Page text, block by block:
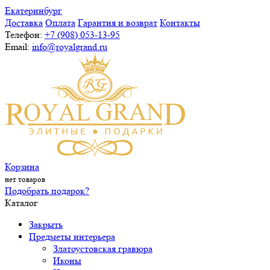
Екатеринбург
Доставка Оплата Гарантия и возврат Контакты
Телефон: +7 (908) 053-13-95
Email: info@royalgrand.ru
Корзина
нет товаров
Подобрать подарок?
Каталог
Закрыть
Предметы интерьера
Златоустовская гравюра
Иконы